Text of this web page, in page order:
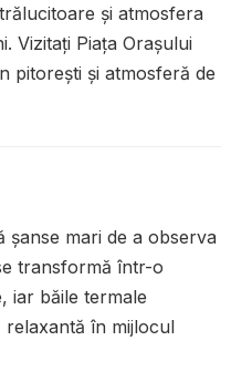
și atmosfera
Vizitați Piața Orașului
pitorești și atmosferă de
șanse mari de a observa
transformă într-o
iar băile termale
în mijlocul